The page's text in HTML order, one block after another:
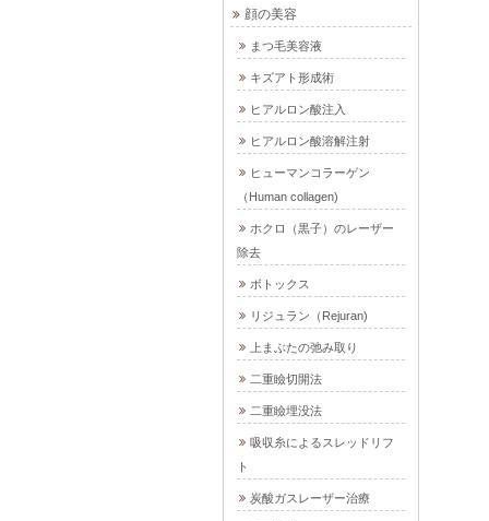
顔の美容
まつ毛美容液
キズアト形成術
ヒアルロン酸注入
ヒアルロン酸溶解注射
ヒューマンコラーゲン
（Human collagen)
ホクロ（黒子）のレーザー
除去
ボトックス
リジュラン（Rejuran)
上まぶたの弛み取り
二重瞼切開法
二重瞼埋没法
吸収糸によるスレッドリフ
ト
炭酸ガスレーザー治療